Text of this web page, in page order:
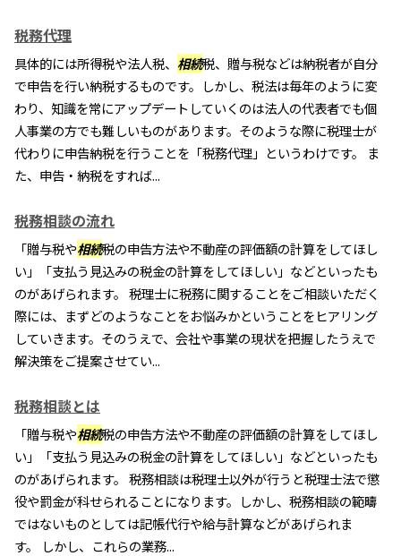
税務代理
具体的には所得税や法人税、 相続税、贈与税などは納税者が自分
で申告を行い納税するものです。しかし、税法は毎年のように変
わり、知識を常にアップデートしていくのは法人の代表者でも個
人事業の方でも難しいものがあります。そのような際に税理士が
代わりに申告納税を行うことを「税務代理」というわけです。 ま
た、申告・納税をすれば...
税務相談の流れ
「贈与税や相続税の申告方法や不動産の評価額の計算をしてほし
い」「支払う見込みの税金の計算をしてほしい」などといったも
のがあげられます。 税理士に税務に関することをご相談いただく
際には、まずどのようなことをお悩みかということをヒアリング
していきます。そのうえで、会社や事業の現状を把握したうえで
解決策をご提案させてい...
税務相談とは
「贈与税や相続税の申告方法や不動産の評価額の計算をしてほし
い」「支払う見込みの税金の計算をしてほしい」などといったも
のがあげられます。 税務相談は税理士以外が行うと税理士法で懲
役や罰金が科せられることになります。しかし、税務相談の範疇
ではないものとしては記帳代行や給与計算などがあげられま
す。 しかし、これらの業務...